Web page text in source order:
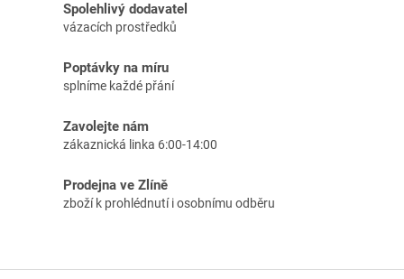
Spolehlivý dodavatel
vázacích prostředků
Poptávky na míru
splníme každé přání
Zavolejte nám
zákaznická linka 6:00-14:00
Prodejna ve Zlíně
zboží k prohlédnutí i osobnímu odběru